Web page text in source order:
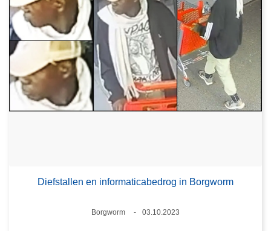
Diefstallen en informaticabedrog in Borgworm
Plaats
Borgworm
03.10.2023